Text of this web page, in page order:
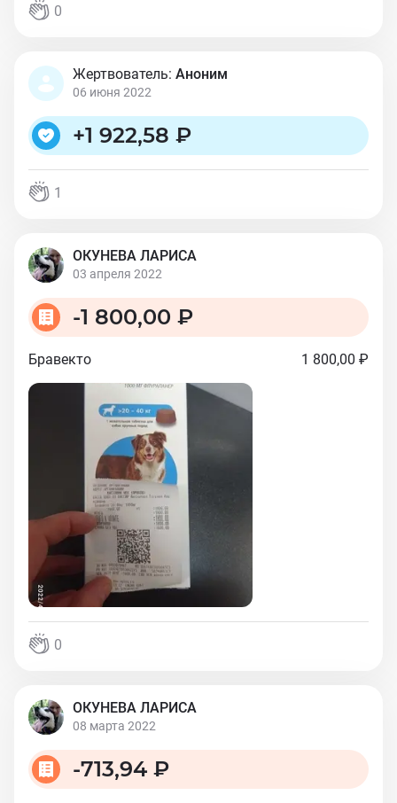
0
Жертвователь: Аноним
06 июня 2022
+1 922,58 ₽
1
ОКУНЕВА ЛАРИСА
03 апреля 2022
-1 800,00 ₽
Бравекто 1 800,00 ₽
0
ОКУНЕВА ЛАРИСА
08 марта 2022
-713,94 ₽